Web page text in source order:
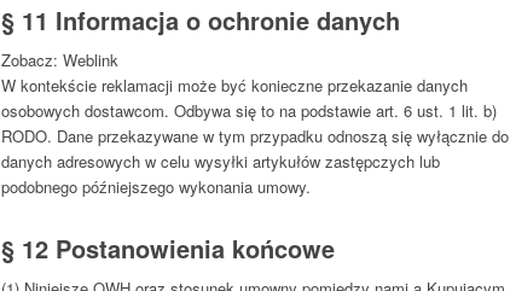
§ 11 Informacja o ochronie danych
Zobacz: Weblink
W kontekście reklamacji może być konieczne przekazanie danych
osobowych dostawcom. Odbywa się to na podstawie art. 6 ust. 1 lit. b)
RODO. Dane przekazywane w tym przypadku odnoszą się wyłącznie do
danych adresowych w celu wysyłki artykułów zastępczych lub
podobnego późniejszego wykonania umowy.
§ 12 Postanowienia końcowe